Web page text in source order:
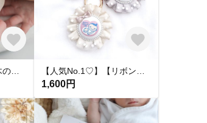
1,600円